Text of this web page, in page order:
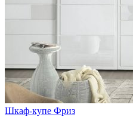
Шкаф-купе Фриз